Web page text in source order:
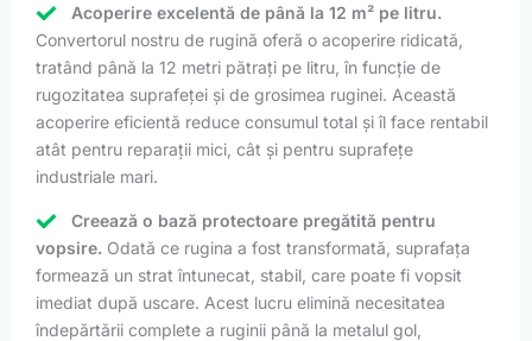
Acoperire excelentă de până la 12 m² pe litru.
Convertorul nostru de rugină oferă o acoperire ridicată,
tratând până la 12 metri pătrați pe litru, în funcție de
rugozitatea suprafeței și de grosimea ruginei. Această
acoperire eficientă reduce consumul total și îl face rentabil
atât pentru reparații mici, cât și pentru suprafețe
industriale mari.
Creează o bază protectoare pregătită pentru
vopsire. Odată ce rugina a fost transformată, suprafața
formează un strat întunecat, stabil, care poate fi vopsit
imediat după uscare. Acest lucru elimină necesitatea
îndepărtării complete a ruginii până la metalul gol,